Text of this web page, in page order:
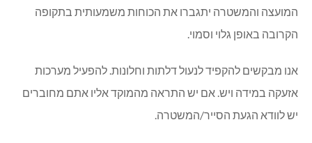
המועצה והמשטרה יתגברו את הכוחות משמעותית בתקופה
הקרובה באופן גלוי וסמוי.
אנו מבקשים להקפיד לנעול דלתות וחלונות. להפעיל מערכות
אזעקה במידה ויש. אם יש התראה מהמוקד אליו אתם מחוברים
יש לוודא הגעת הסייר/המשטרה.